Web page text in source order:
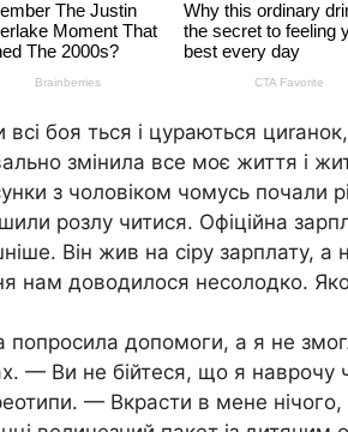
всі боя ться і цураються
змінила все моє життя і
з чоловіком чомусь почали
розлу читися. Офіційна
Він жив на сіру зарплату,
нам доводилося несолодко.
попросила допомоги, а я не
— Ви не бійтеся, що я
— Вкрасти в мене